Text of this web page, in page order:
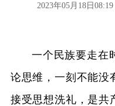
2023年05月18日08:19
一个民族要走在
论思维，一刻不能没
接受思想洗礼，是共